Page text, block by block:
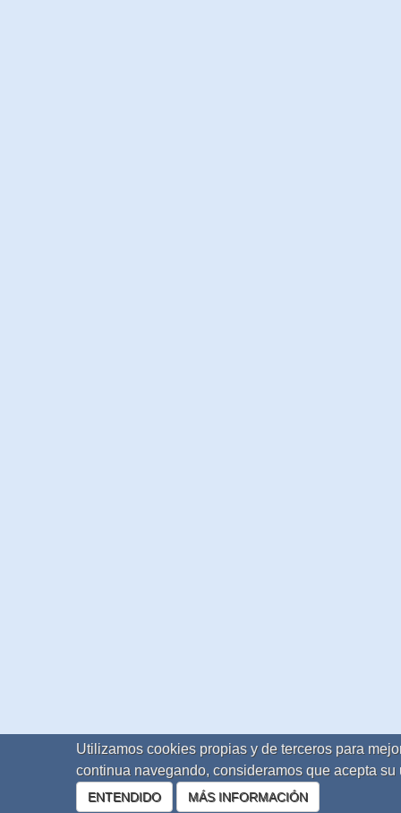
Utilizamos cookies propias y de terceros para
continua navegando, consideramos que acepta su
ENTENDIDO MÁS INFORMACIÓN